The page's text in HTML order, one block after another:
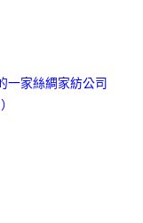
家絲綢家紡公司